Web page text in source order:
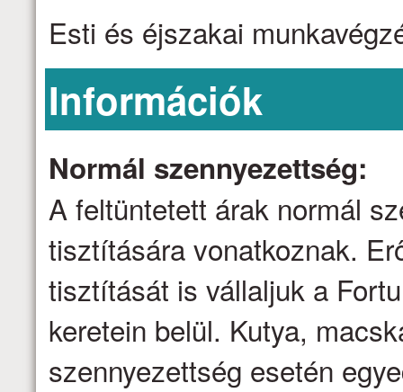
Esti és éjszakai
Információk
Normál szennyezettség:
A feltüntetett árak normál
tisztítására vonatkoznak.
tisztítását is vállaljuk a
keretein belül. Kutya,
szennyezettség esetén